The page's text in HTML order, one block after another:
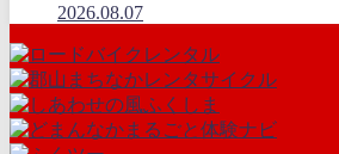
2026.08.07